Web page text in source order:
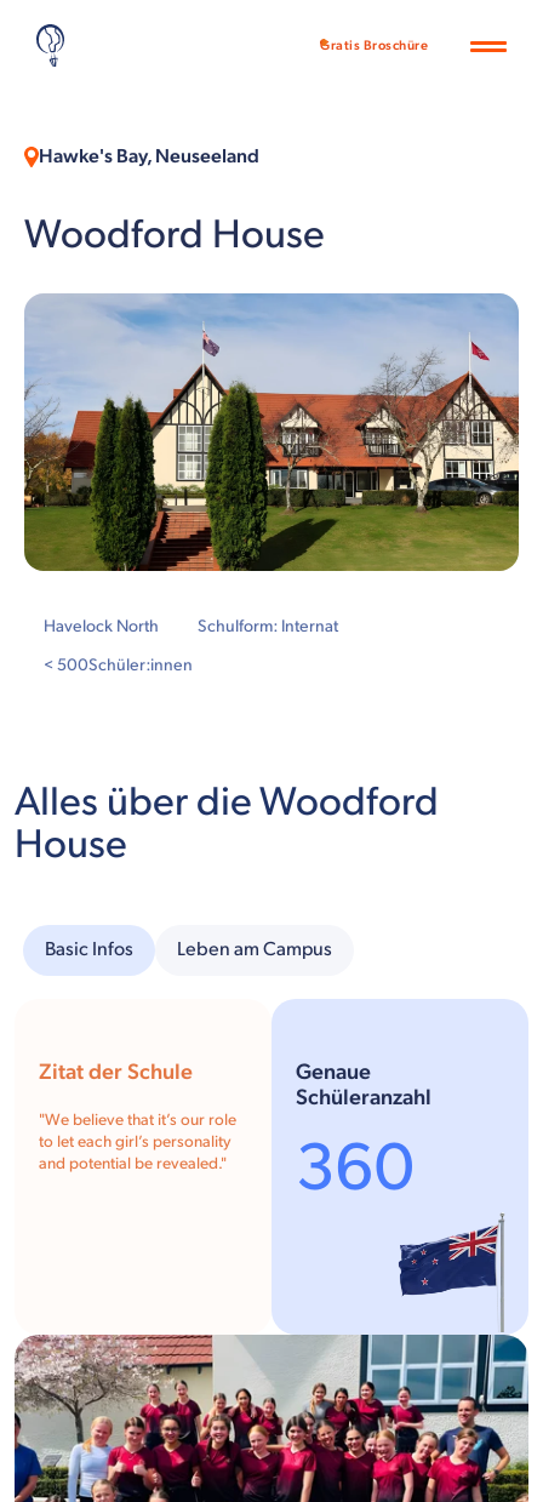
Gratis Broschüre
Hawke's Bay, Neuseeland
Woodford House
Havelock North
Schulform: Internat
< 500Schüler:innen
Alles über die Woodford
House
Basic Infos Leben am Campus
Zitat der Schule
"We believe that it’s our role
to let each girl’s personality
and potential be revealed."
Genaue
Schüleranzahl
360